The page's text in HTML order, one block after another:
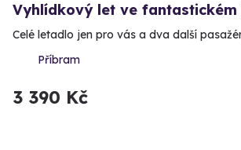
Vyhlídkový let ve fantastickém
Celé letadlo jen pro vás a dva další
Příbram
3 390 Kč